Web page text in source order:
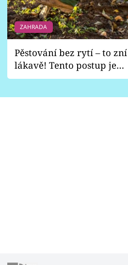
ZAHRADA
Pěstování bez rytí – to zní
lákavě! Tento postup je
vhodný jen pro některé